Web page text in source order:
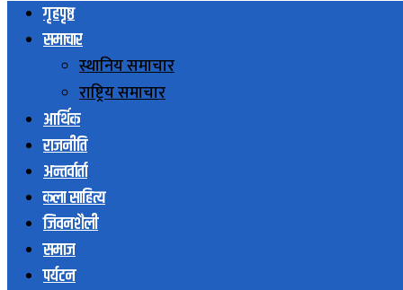
गृहपृष्ठ
समाचार
स्थानिय समाचार
राष्ट्रिय समाचार
आर्थिक
राजनीति
अन्तर्वार्ता
कला साहित्य
जिवनशैली
समाज
पर्यटन